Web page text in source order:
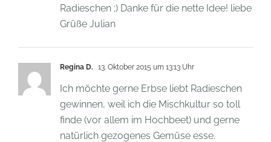
Radieschen ;) Danke für die nette Idee! liebe
Grüße Julian
Regina D. 13. Oktober 2015 um 13:13 Uhr
Ich möchte gerne Erbse liebt Radieschen
gewinnen, weil ich die Mischkultur so toll
finde (vor allem im Hochbeet) und gerne
natürlich gezogenes Gemüse esse.